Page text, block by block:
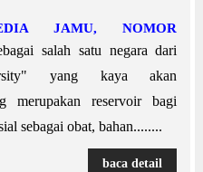
JAMU, NOMOR
salah satu negara dari
yang kaya akan
merupakan reservoir bagi
sebagai obat, bahan........
baca detail